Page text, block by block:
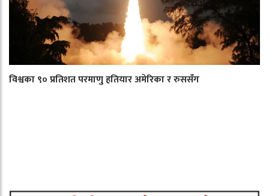
विश्वका ९० प्रतिशत परमाणु हतियार अमेरिका र रुससँग